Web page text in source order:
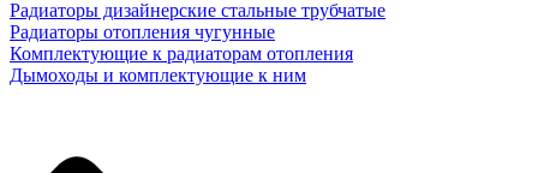
Радиаторы дизайнерские стальные трубчатые
Радиаторы отопления чугунные
Комплектующие к радиаторам отопления
Дымоходы и комплектующие к ним